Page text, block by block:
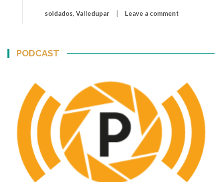
soldados, Valledupar Leave a comment
PODCAST